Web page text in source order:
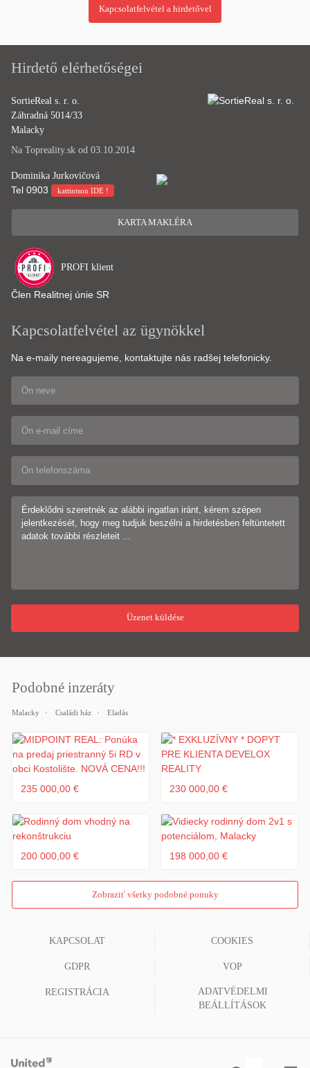
Hirdető elérhetőségei
SortieReal s. r. o.
Záhradná 5014/33
Malacky
Na Topreality.sk od 03.10.2014
Dominika Jurkovičová
Tel 0903 kattintson IDE !
KARTA MAKLÉRA
PROFI klient
Člen Realitnej únie SR
Kapcsolatfelvétel az ügynökkel
Na e-maily nereagujeme, kontaktujte nás radšej telefonicky.
Podobné inzeráty
Malacky Családi ház Eladás
235 000,00 € 230 000,00 €
200 000,00 € 198 000,00 €
Zobraziť všetky podobné ponuky
KAPCSOLAT COOKIES
GDPR VOP
REGISTRÁCIA
ADATVÉDELMI
BEÁLLÍTÁSOK